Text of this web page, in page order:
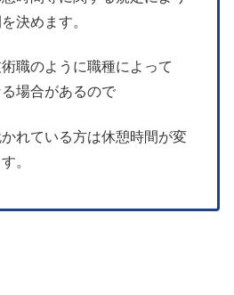
決めます。
職のように職種によって
場合があるので
れている方は休憩時間が変
。